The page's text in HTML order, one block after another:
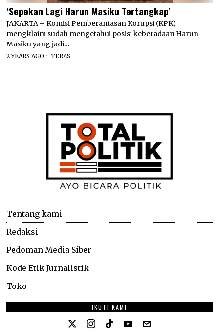
‘Sepekan Lagi Harun Masiku Tertangkap’
JAKARTA – Komisi Pemberantasan Korupsi (KPK)
mengklaim sudah mengetahui posisi keberadaan Harun
Masiku yang jadi…
2 YEARS AGO TERAS
Tentang kami
Redaksi
Pedoman Media Siber
Kode Etik Jurnalistik
Toko
IKUTI KAMI